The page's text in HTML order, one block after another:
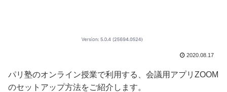
2020.08.17
パリ塾のオンライン授業で利用する、会議用アプリZOOM
のセットアップ方法をご紹介します。